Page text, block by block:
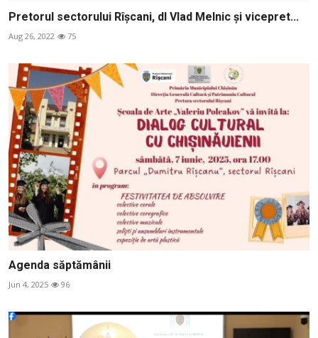
Pretorul sectorului Rîșcani, dl Vlad Melnic și vicepret...
Aug 26, 2022 75
Agenda săptămânii
Jun 4, 2025 96